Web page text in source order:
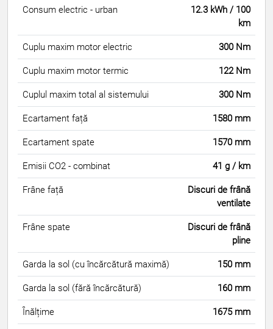
Consum electric - urban
12.3 kWh / 100
km
Cuplu maxim motor electric 300 Nm
Cuplu maxim motor termic 122 Nm
Cuplul maxim total al sistemului 300 Nm
Ecartament față 1580 mm
Ecartament spate 1570 mm
Emisii CO2 - combinat 41 g / km
Frâne față
Discuri de frână
ventilate
Frâne spate
Discuri de frână
pline
Garda la sol (cu încărcătură maximă) 150 mm
Garda la sol (fără încărcătură) 160 mm
Înălțime 1675 mm